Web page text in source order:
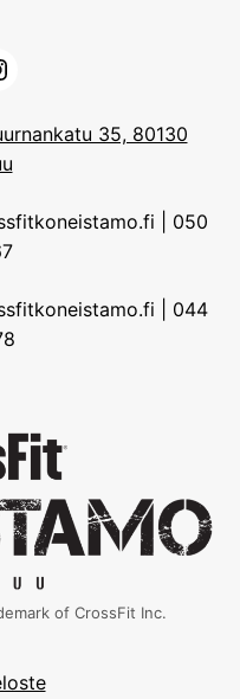
35, 80130
| 050
| 044
of CrossFit Inc.